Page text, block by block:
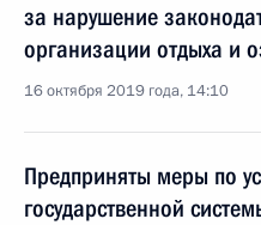
за нарушение
организации отдыха и
16 октября 2019 года, 14:10
Предприняты меры по
государственной